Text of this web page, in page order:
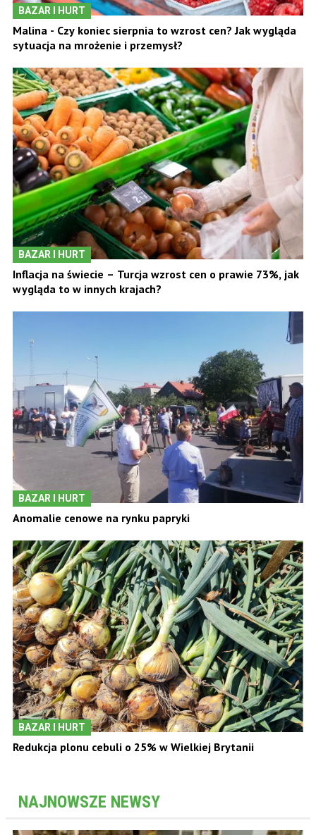
BAZAR I HURT
Malina - Czy koniec sierpnia to wzrost cen? Jak wygląda
sytuacja na mrożenie i przemysł?
BAZAR I HURT
Inflacja na świecie – Turcja wzrost cen o prawie 73%, jak
wygląda to w innych krajach?
BAZAR I HURT
Anomalie cenowe na rynku papryki
BAZAR I HURT
Redukcja plonu cebuli o 25% w Wielkiej Brytanii
NAJNOWSZE NEWSY